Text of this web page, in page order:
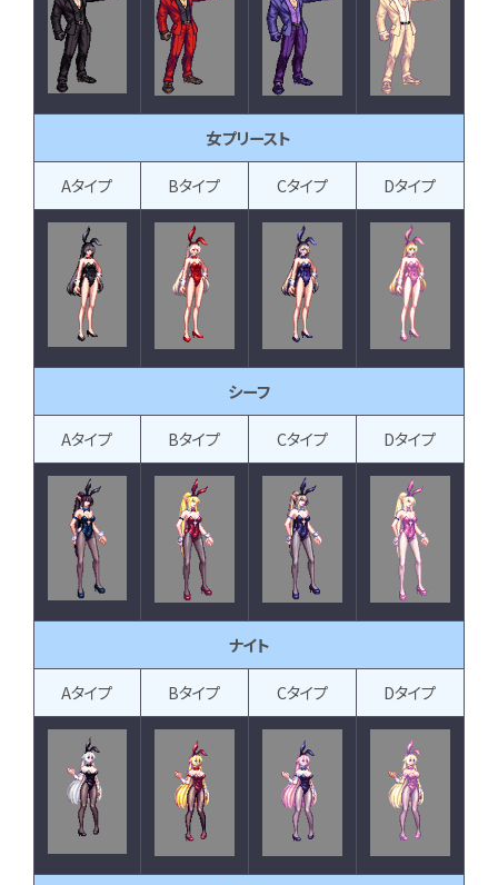
女プリースト
Aタイプ Bタイプ Cタイプ Dタイプ
シーフ
Aタイプ Bタイプ Cタイプ Dタイプ
ナイト
Aタイプ Bタイプ Cタイプ Dタイプ